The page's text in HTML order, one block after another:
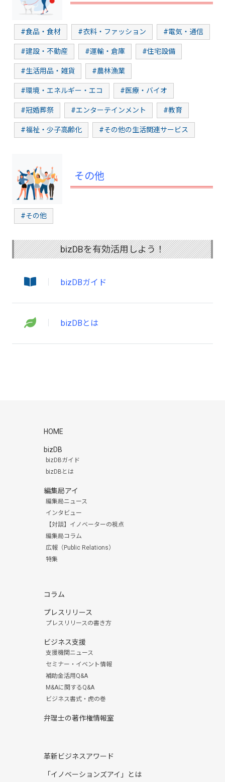
#食品・食材 #衣料・ファッション #電気・通信
#建設・不動産 #運輸・倉庫 #住宅設備
#生活用品・雑貨 #農林漁業
#環境・エネルギー・エコ #医療・バイオ
#冠婚葬祭 #エンターテインメント #教育
#福祉・少子高齢化 #その他の生活関連サービス
その他
#その他
bizDBを有効活用しよう！
bizDBガイド
bizDBとは
HOME
bizDB
bizDBガイド
bizDBとは
編集局アイ
編集局ニュース
インタビュー
【対談】イノベーターの視点
編集局コラム
広報（Public Relations）
特集
コラム
プレスリリース
プレスリリースの書き方
ビジネス支援
支援機関ニュース
セミナー・イベント情報
補助金活用Q&A
M&Aに関するQ&A
ビジネス書式・虎の巻
弁理士の著作権情報室
革新ビジネスアワード
「イノベーションズアイ」とは